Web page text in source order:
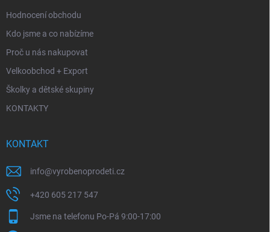
Hodnocení obchodu
Kdo jsme a co nabízíme
Proč u nás nakupovat
Velkoobchod + Export
Školky a dětské skupiny
KONTAKTY
KONTAKT
info@vyrobenoprodeti.cz
+420 605 217 547
Jsme na telefonu Po-Pá 9:00-17:00